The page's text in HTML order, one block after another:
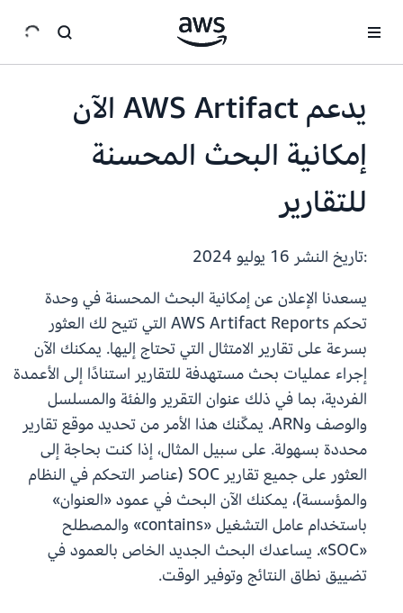
يدعم AWS Artifact الآن
إمكانية البحث المحسنة
للتقارير
:تاريخ النشر
يسعدنا الإعلان عن إمكانية البحث المحسنة في وحدة
تحكم AWS Artifact Reports التي تتيح لك العثور
بسرعة على تقارير الامتثال التي تحتاج إليها. يمكنك الآن
إجراء عمليات بحث مستهدفة للتقارير استنادًا إلى الأعمدة
الفردية، بما في ذلك عنوان التقرير والفئة والمسلسل
والوصف وARN. يمكّنك هذا الأمر من تحديد موقع تقارير
محددة بسهولة. على سبيل المثال، إذا كنت بحاجة إلى
العثور على جميع تقارير SOC (عناصر التحكم في النظام
والمؤسسة)، يمكنك الآن البحث في عمود «العنوان»
باستخدام عامل التشغيل «contains» والمصطلح
«SOC». يساعدك البحث الجديد الخاص بالعمود في
تضييق نطاق النتائج وتوفير الوقت.